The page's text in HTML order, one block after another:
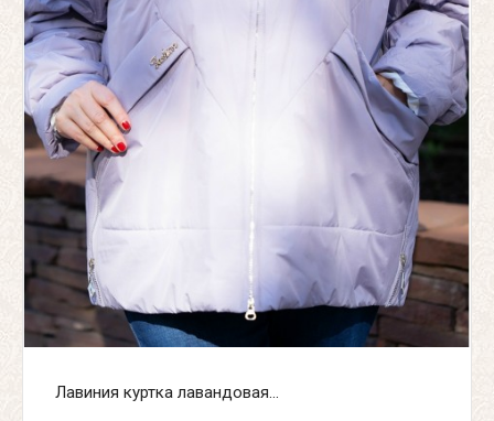
Лавиния куртка лавандовая...